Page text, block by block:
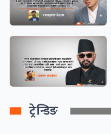
ट्रेन्डिङ